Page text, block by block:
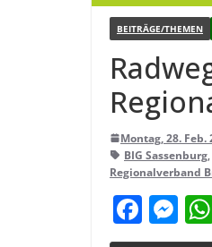
BEITRÄGE/THEMEN
Montag, 28. Feb.
BIG Sassenburg,
Regionalverband
F
a
M
e